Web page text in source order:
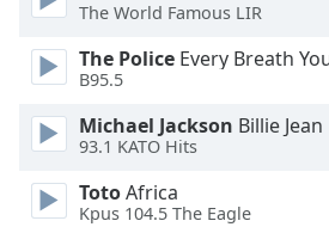
window.
Escape
cancel
close
The World Famous LIR
The Police Every Breath
B95.5
Michael Jackson Billie Jean
93.1 KATO Hits
TotoAfrica
Kpus 104.5 The Eagle